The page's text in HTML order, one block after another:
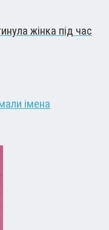
жінка під час
імена